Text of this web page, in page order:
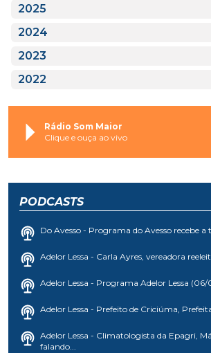
2025
2024
2023
2022
Rádio Som Maior
Clique e ouça ao vivo
PODCASTS
Do Avesso - Programa do Avesso recebe a
Adelor Lessa - Carla Ayres, vereadora
Adelor Lessa - Programa Adelor Lessa (06/
Adelor Lessa - Prefeito de Criciúma,
Adelor Lessa - Climatologista da Epagri,
falando...